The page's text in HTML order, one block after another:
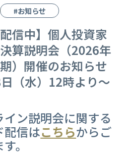
#お知らせ
信中】個人投資家
算説明会（2026年
）開催のお知らせ
（水）12時より～
ン説明会に関する
配信はこちらからご
。